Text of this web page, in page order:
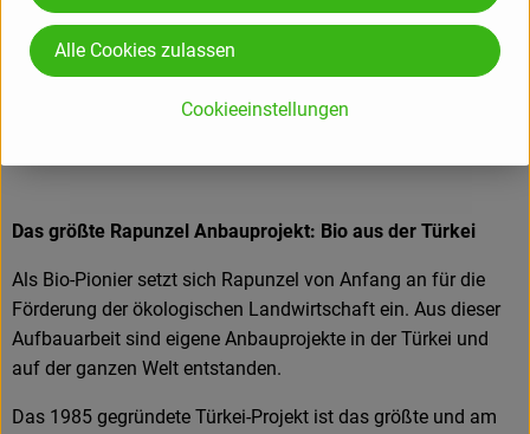
Partnerschaften besonders am Herzen. Besuche vor Ort,
Beratung durch eigene Agrar-Ingenieure und der rege
Austausch miteinander sichern die einwandfreie Qualität der
Rohstoffe ab. Das schafft Transparenz - vom Feld bis zum
Das größte Rapunzel Anbauprojekt: Bio aus der Türkei
Als Bio-Pionier setzt sich Rapunzel von Anfang an für die
Förderung der ökologischen Landwirtschaft ein. Aus dieser
Aufbauarbeit sind eigene Anbauprojekte in der Türkei und
auf der ganzen Welt entstanden.
Das 1985 gegründete Türkei-Projekt ist das größte und am
Cookieeinstellungen
Alle Cookies zulassen